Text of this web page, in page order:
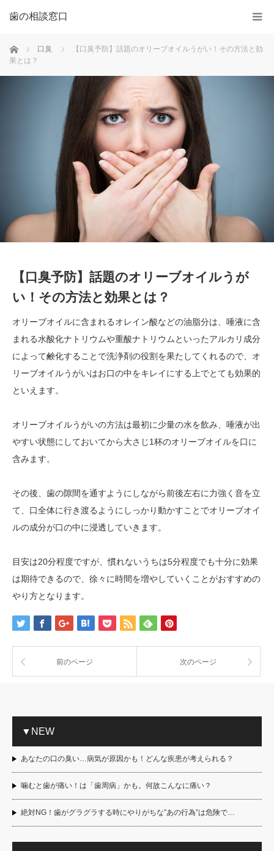
歯の相談窓口
ホーム 口臭
【口臭予防】話題のオリーブオイルうがい！その方法と効
果とは？
【口臭予防】話題のオリーブオイルうが
い！その方法と効果とは？
オリーブオイルに含まれるオレイン酸などの油脂分は、唾液に含
まれる水酸化ナトリウムや重酸ナトリウムといったアルカリ成分
によって鹸化することで洗浄剤の役割を果たしてくれるので、オ
リーブオイルうがいはお口の中をキレイにする上でとても効果的
といえます。
オリーブオイルうがいの方法は最初に少量の水を飲み、唾液が出
やすい状態にしておいてから大さじ1杯のオリーブオイルを口に
含みます。
その後、歯の隙間を通すようにしながら前後左右に力強く音を立
て、口全体に行き渡るようにしっかり動かすことでオリーブオイ
ルの成分が口の中に浸透していきます。
目安は20分程度ですが、慣れないうちは5分程度でも十分に効果
は期待できるので、徐々に時間を増やしていくことがおすすめの
やり方となります。
前のページ 次のページ
▼NEW
あなたの口の臭い…病気が原因かも！どんな疾患が考えられる？
噛むと歯が痛い！は「歯周病」かも。何故こんなに痛い？
絶対NG！歯がグラグラする時にやりがちな”あの行為”は危険で…